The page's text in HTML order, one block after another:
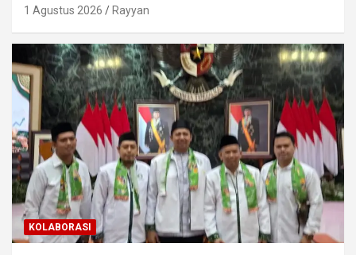
1 Agustus 2026 Rayyan
KOLABORASI